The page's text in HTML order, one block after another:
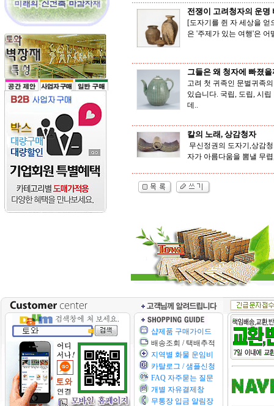
전쟁이 고려청자의 운명
[도자기를 쥔 자 세상을
은 '주제가 있는 여행'은 어
그들은 왜 청자에 빠졌을
고려 첫 귀족인 문벌귀족
있습니다. 국립, 도립, 시
데..
칼의 노래, 상감청자
무신정권의 도자기,상감
자가 아름다움을 뽐낼 무
샵제품 구매가이드
배송조회 / 택배추적
지역별 화물 운임비
카탈로그 / 샘플신청
FAQ 자주묻는 질문
개별 자유결제창
무통장 입금 알림장